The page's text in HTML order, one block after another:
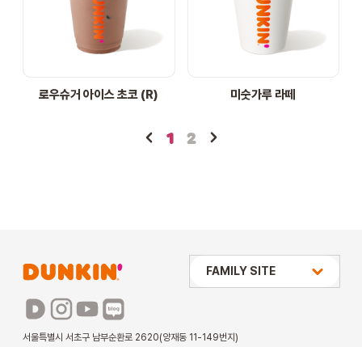
로우슈거 아이스 초코 (R) 미숫가루 라떼
1 2
서울특별시 서초구 남부순환로 2620(양재동 11-149번지)
상미당 HOLDINGS
파리바게뜨
FAMILY SITE